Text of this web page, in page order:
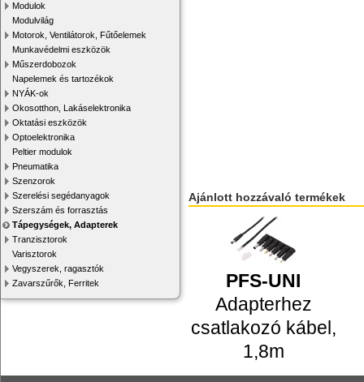
Modulok
Modulvilág
Motorok, Ventilátorok, Fűtőelemek
Munkavédelmi eszközök
Műszerdobozok
Napelemek és tartozékok
NYÁK-ok
Okosotthon, Lakáselektronika
Oktatási eszközök
Optoelektronika
Peltier modulok
Pneumatika
Szenzorok
Szerelési segédanyagok
Szerszám és forrasztás
Tápegységek, Adapterek
Tranzisztorok
Varisztorok
Vegyszerek, ragasztók
Zavarszűrők, Ferritek
Ajánlott hozzávaló termékek
PFS-UNI
Adapterhez
csatlakozó kábel,
1,8m